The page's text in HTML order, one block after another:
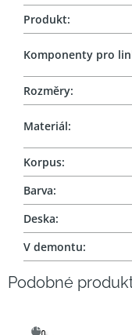
Produkt:
Komponenty pro
Rozměry:
Materiál:
Korpus:
Barva:
Deska:
V demontu:
VÝBĚR